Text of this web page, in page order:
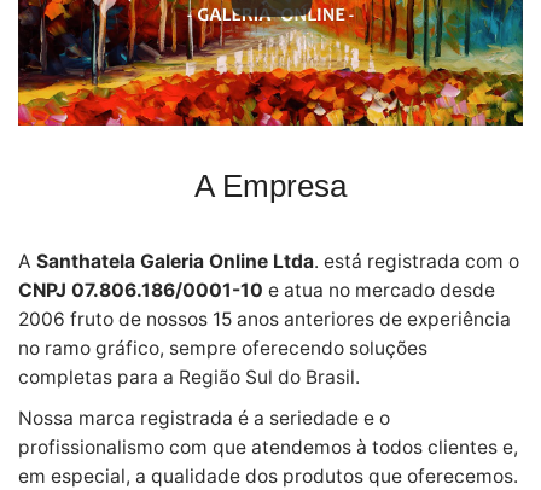
A Empresa
A Santhatela Galeria Online Ltda. está registrada com o
CNPJ 07.806.186/0001-10 e atua no mercado desde
2006 fruto de nossos 15 anos anteriores de experiência
no ramo gráfico, sempre oferecendo soluções
completas para a Região Sul do Brasil.
Nossa marca registrada é a seriedade e o
profissionalismo com que atendemos à todos clientes e,
em especial, a qualidade dos produtos que oferecemos.